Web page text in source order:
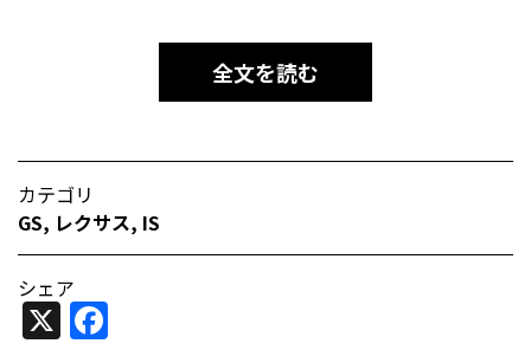
全文を読む
カテゴリ
GS, レクサス, IS
シェア
X